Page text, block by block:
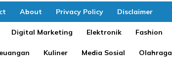
About Privacy Policy Disclaimer
Digital Marketing Elektronik Fashion
Kuliner Media Sosial Olahraga